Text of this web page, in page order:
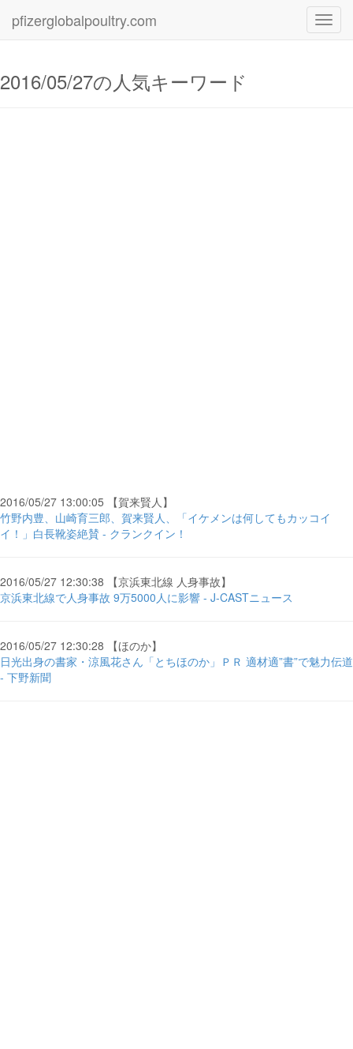
pfizerglobalpoultry.com
2016/05/27の人気キーワード
2016/05/27 13:00:05 【賀来賢人】
竹野内豊、山崎育三郎、賀来賢人、「イケメンは何してもカッコイ
イ！」白長靴姿絶賛 - クランクイン！
2016/05/27 12:30:38 【京浜東北線 人身事故】
京浜東北線で人身事故 9万5000人に影響 - J-CASTニュース
2016/05/27 12:30:28 【ほのか】
日光出身の書家・涼風花さん「とちほのか」ＰＲ 適材適”書”で魅力伝道
- 下野新聞